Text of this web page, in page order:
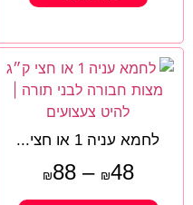
לחמא עניה 1 או חצי...
₪48
–
₪88